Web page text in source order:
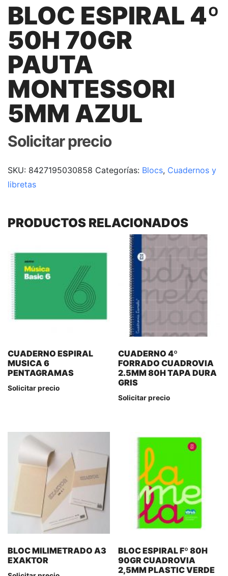
BLOC ESPIRAL 4º
50H 70GR
PAUTA
MONTESSORI
5MM AZUL
Solicitar precio
SKU: 8427195030858 Categorías: Blocs, Cuadernos y
libretas
PRODUCTOS RELACIONADOS
CUADERNO ESPIRAL
MUSICA 6
PENTAGRAMAS
Solicitar precio
CUADERNO 4º
FORRADO CUADROVIA
2.5MM 80H TAPA DURA
GRIS
Solicitar precio
BLOC MILIMETRADO A3
EXAKTOR
BLOC ESPIRAL Fº 80H
90GR CUADROVIA
2,5MM PLASTIC VERDE